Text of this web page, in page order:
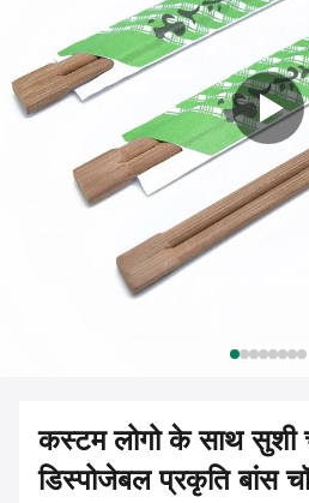
कस्टम लोगो के साथ सुशी
डिस्पोजेबल प्रकृति बांस